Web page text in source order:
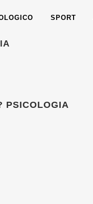
SPORT
PSICOLOGIA